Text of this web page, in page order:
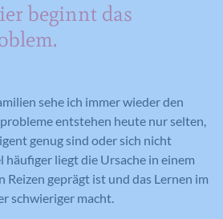
beginnt das
sehe ich immer wieder den
entstehen heute nur selten,
genug sind oder sich nicht
häufiger liegt die Ursache in einem
Reizen geprägt ist und das Lernen im
schwieriger macht.